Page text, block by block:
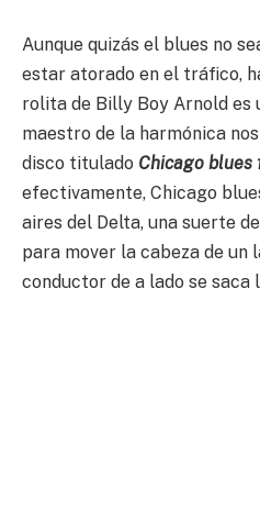
Aunque quizás el blues no
estar atorado en el tráfico,
rolita de Billy Boy Arnold es
maestro de la harmónica
disco titulado Chicago blues
efectivamente, Chicago
aires del Delta, una suerte
para mover la cabeza de un
conductor de a lado se saca